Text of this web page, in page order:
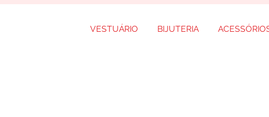
VESTUÁRIO BIJUTERIA